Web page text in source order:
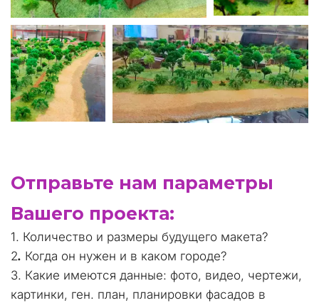
Отправьте нам параметры
Вашего проекта:
1. Количество и размеры будущего макета?
2. Когда он нужен и в каком городе?
3. Какие имеются данные: фото, видео, чертежи,
картинки, ген. план, планировки фасадов в